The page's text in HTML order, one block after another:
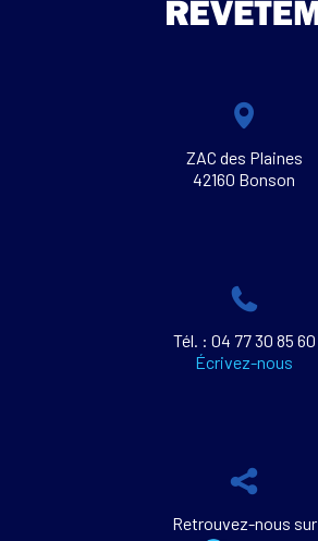
ZAC des Plaines
42160 Bonson
Tél. : 04 77 30 85 60
Écrivez-nous
Retrouvez-nous sur